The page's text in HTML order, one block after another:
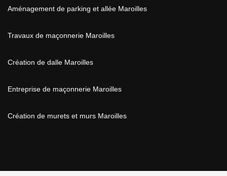
Aménagement de parking et allée Maroilles
Travaux de maçonnerie Maroilles
Création de dalle Maroilles
Entreprise de maçonnerie Maroilles
Création de murets et murs Maroilles